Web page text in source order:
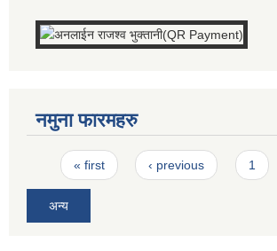
नमुना फारमहरु
Pages
« first ‹ previous 1
अन्य